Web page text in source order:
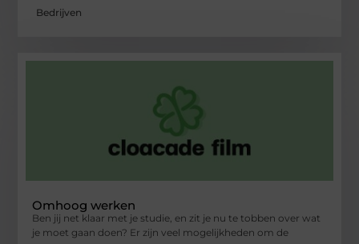
Bedrijven
Omhoog werken
Ben jij net klaar met je studie, en zit je nu te tobben over wat
je moet gaan doen? Er zijn veel mogelijkheden om de